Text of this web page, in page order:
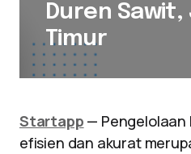
Duren
Timur
Startapp — Pengelolaan
efisien dan akurat